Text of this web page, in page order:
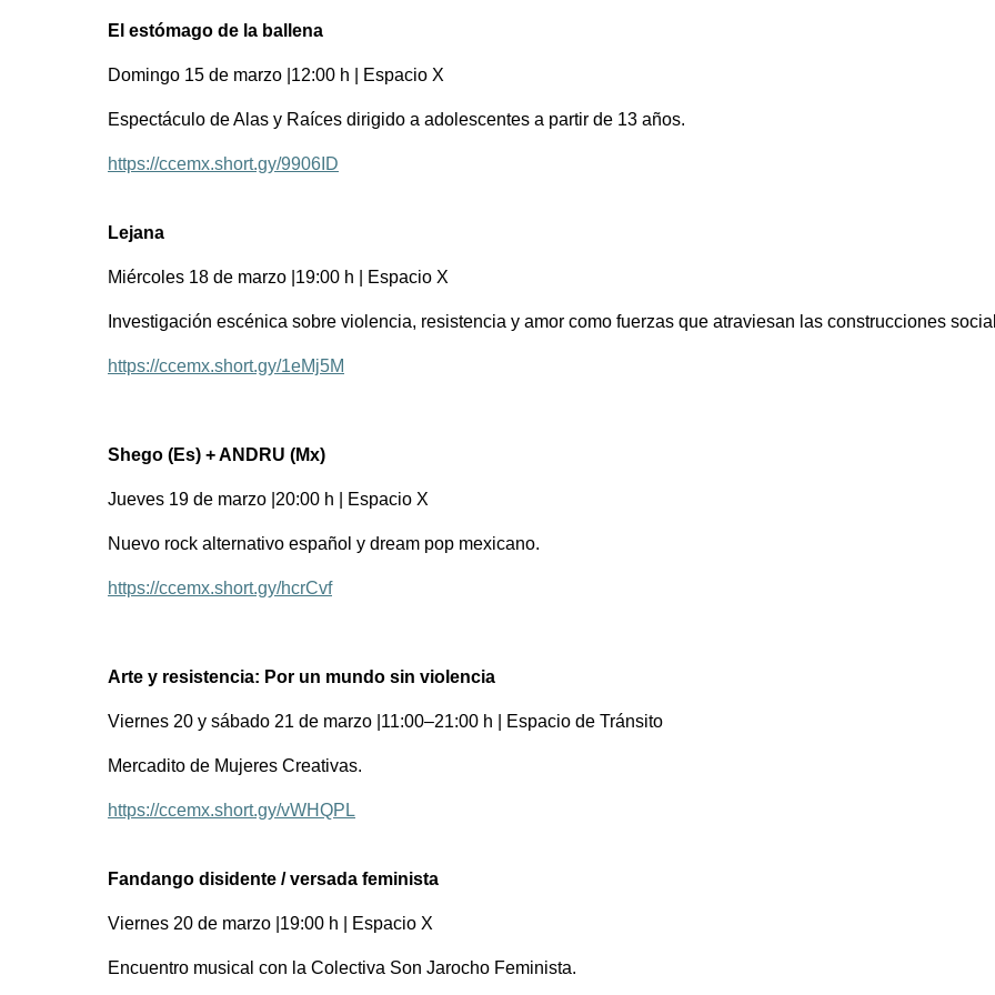
El estómago de la ballena
Domingo 15 de marzo |12:00 h | Espacio X
Espectáculo de Alas y Raíces dirigido a adolescentes a partir de 13 años.
https://ccemx.short.gy/9906ID
Lejana
Miércoles 18 de marzo |19:00 h | Espacio X
Investigación escénica sobre violencia, resistencia y amor como fuerzas que atraviesan las construcciones
https://ccemx.short.gy/1eMj5M
Shego (Es) + ANDRU (Mx)
Jueves 19 de marzo |20:00 h | Espacio X
Nuevo rock alternativo español y dream pop mexicano.
https://ccemx.short.gy/hcrCvf
Arte y resistencia: Por un mundo sin violencia
Viernes 20 y sábado 21 de marzo |11:00–21:00 h | Espacio de Tránsito
Mercadito de Mujeres Creativas.
https://ccemx.short.gy/vWHQPL
Fandango disidente / versada feminista
Viernes 20 de marzo |19:00 h | Espacio X
Encuentro musical con la Colectiva Son Jarocho Feminista.